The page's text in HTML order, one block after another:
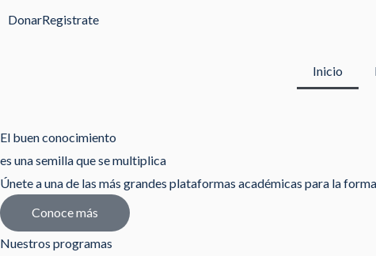
DonarRegistrate
Inicio
El buen conocimiento
es una semilla que se multiplica
Únete a una de las más grandes plataformas académicas para la
Conoce más
Nuestros programas